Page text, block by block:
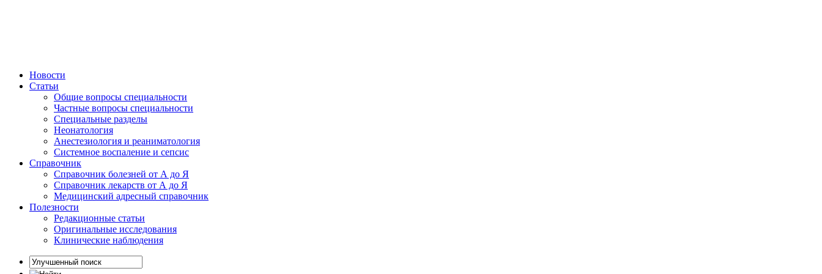
Новости
Статьи
Общие вопросы специальности
Частные вопросы специальности
Специальные разделы
Неонатология
Анестезиология и реаниматология
Системное воспаление и сепсис
Справочник
Справочник болезней от А до Я
Справочник лекарств от А до Я
Медицинский адресный справочник
Полезности
Редакционные статьи
Оригинальные исследования
Клинические наблюдения